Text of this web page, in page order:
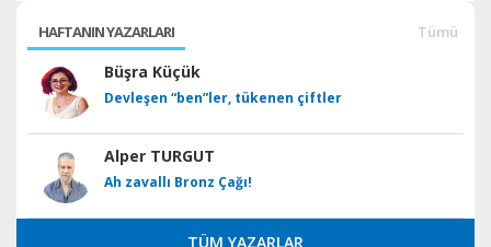
HAFTANIN YAZARLARI Tümü
Büşra Küçük
Devleşen “ben”ler, tükenen çiftler
Alper TURGUT
Ah zavallı Bronz Çağı!
TÜM YAZARLAR